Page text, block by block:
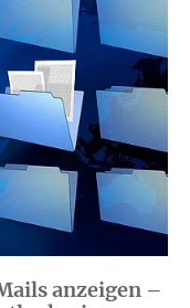
anzeigen –